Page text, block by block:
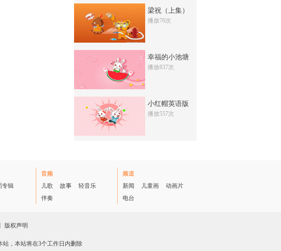
583次 收藏
岳家军大破金兀术
169次
岳飞
韩世忠阻击金兵
105次 收藏
北宋的灭亡
梁祝（上集）
播放70次
幸福的小池塘
播放837次
小红帽英语版
播放557次
专辑
音频
儿歌
故事
轻音乐
伴奏
频道
新闻
儿童画
动画片
电台
版权声明
，本站将在3个工作日内删除